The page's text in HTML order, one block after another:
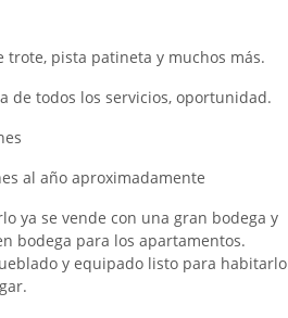
pista patineta y muchos más.
de todos los servicios, oportunidad.
al año aproximadamente
ya se vende con una gran bodega y
bodega para los apartamentos.
y equipado listo para habitarlo